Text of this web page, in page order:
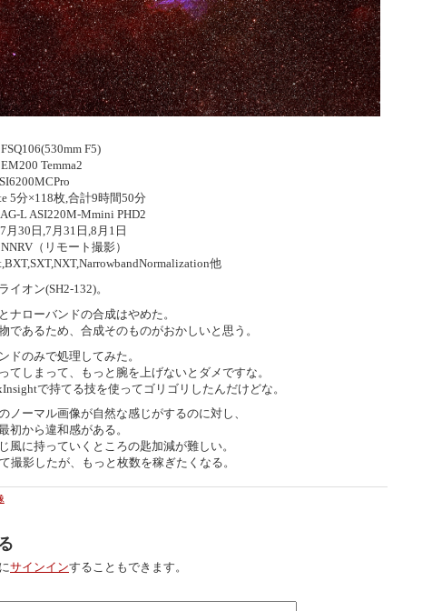
F5)
Temma2
5分×118枚,合計9時間50分
L ASI220M-Mmini PHD2
月30日,7月31日,8月1日
（リモート撮影）
他
イオン(SH2-132)。
ナローバンドの合成はやめた。
であるため、合成そのものがおかしいと思う。
ドのみで処理してみた。
てしまって、もっと腕を上げないとダメですな。
で持てる技を使ってゴリゴリしたんだけどな。
ノーマル画像が自然な感じがするのに対し、
初から違和感がある。
風に持っていくところの匙加減が難しい。
撮影したが、もっと枚数を稼ぎたくなる。
サインインすることもできます。